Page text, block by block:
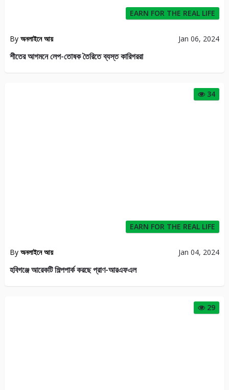
EARN FOR THE REAL LIFE
By অনলাইনে আয় Jan 06, 2024
শীতের আগমনে লেপ-তোষক তৈরিতে ব্যস্ত কারিগররা
34
EARN FOR THE REAL LIFE
By অনলাইনে আয় Jan 04, 2024
হবিগঞ্জে আরেকটি শিল্পপার্ক করছে প্রাণ-আরএফএল
29